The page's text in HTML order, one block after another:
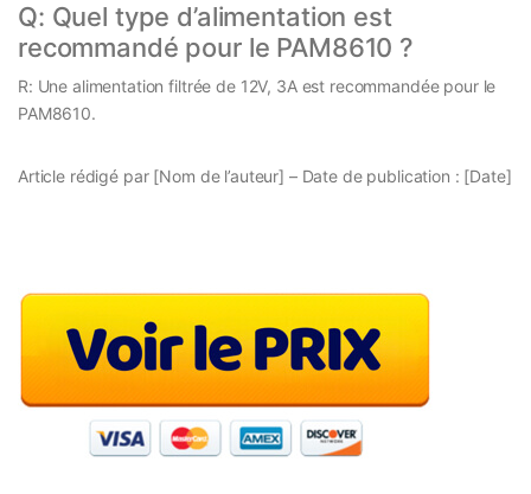
Q: Quel type d’alimentation est
recommandé pour le PAM8610 ?
R: Une alimentation filtrée de 12V, 3A est recommandée pour le
PAM8610.
Article rédigé par [Nom de l’auteur] – Date de publication : [Date]